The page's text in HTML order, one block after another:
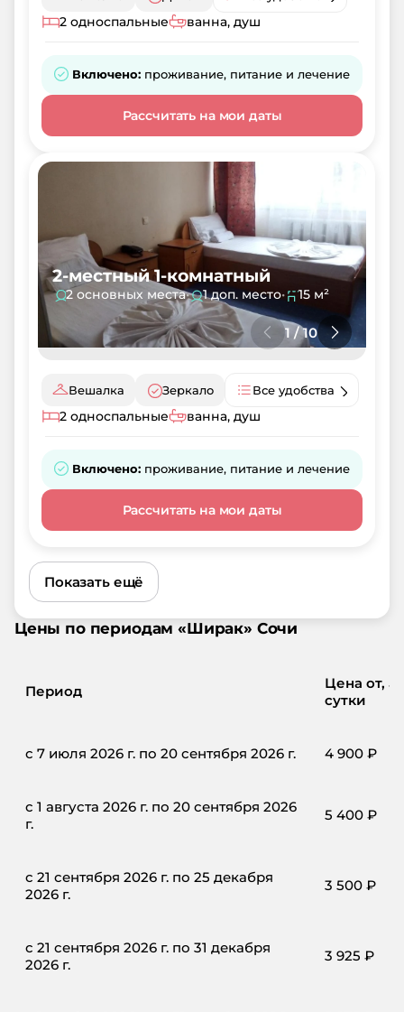
2 односпальные
ванна, душ
Включено: проживание, питание и лечение
Рассчитать на мои даты
2-местный 1-комнатный
2 основных места• 1 доп. место• 15 м²
1 /10
Вешалка Зеркало
Все удобства
2 односпальные
ванна, душ
Включено: проживание, питание и лечение
Рассчитать на мои даты
Показать ещё
Цены по периодам «Ширак» Сочи
Период
Цена от, ₽/
сутки
с 7 июля 2026 г. по 20 сентября 2026 г. 4 900 ₽
с 1 августа 2026 г. по 20 сентября 2026
г.
5 400 ₽
с 21 сентября 2026 г. по 25 декабря
2026 г.
3 500 ₽
с 21 сентября 2026 г. по 31 декабря
2026 г.
3 925 ₽